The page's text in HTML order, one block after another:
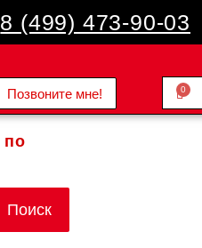
8 (499) 473-90-03
Позвоните мне! 0.00
0
Cart
по
Поиск